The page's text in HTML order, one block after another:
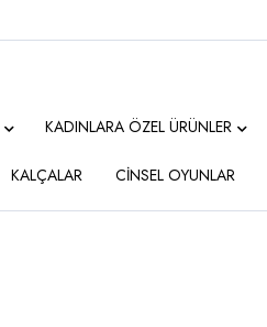
KADINLARA ÖZEL ÜRÜNLER
KALÇALAR CİNSEL OYUNLAR